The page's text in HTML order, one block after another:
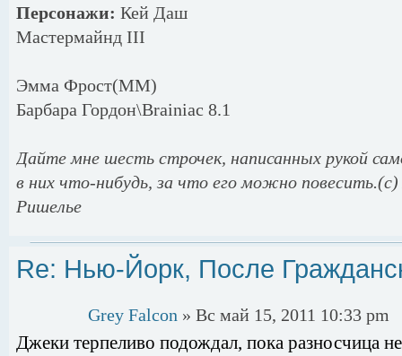
Персонажи: Кей Даш
Мастермайнд III
Эмма Фрост(MM)
Барбара Гордон\Brainiac 8.1
Дайте мне шесть строчек, написанных рукой
в них что-нибудь, за что его можно
Ришелье
Re: Нью-Йорк, После
Grey Falcon » Вс май 15, 2011 10:33 pm
Джеки терпеливо подождал, пока разносчица